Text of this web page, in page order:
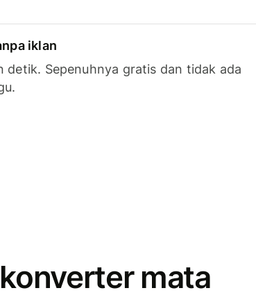
iklan
detik. Sepenuhnya gratis dan tidak ada
mata